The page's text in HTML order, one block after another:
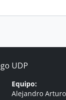
Equipo:
Alejandro